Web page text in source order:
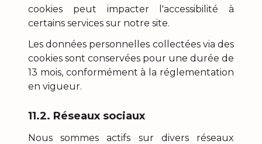
cookies peut impacter l'accessibilité à
certains services sur notre site.
Les données personnelles collectées via des
cookies sont conservées pour une durée de
13 mois, conformément à la réglementation
en vigueur.
11.2. Réseaux sociaux
Nous sommes actifs sur divers réseaux